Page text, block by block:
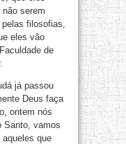
serem
filosofias,
eles vão
de
já passou
Deus faça
ontem nós
Santo, vamos
que